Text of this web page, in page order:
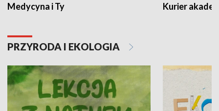
Medycyna i Ty Kurier
PRZYRODA I EKOLOGIA